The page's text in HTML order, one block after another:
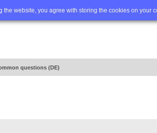
website, you agree with storing the cookies on your
search
questions (DE)